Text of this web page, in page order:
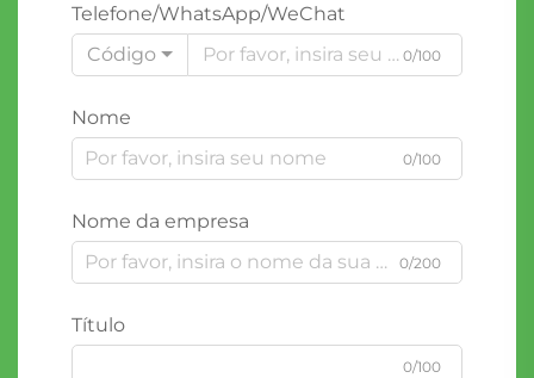
Telefone/WhatsApp/WeChat
Código
0/100
Nome
0/100
Nome da empresa
0/200
Título
0/100